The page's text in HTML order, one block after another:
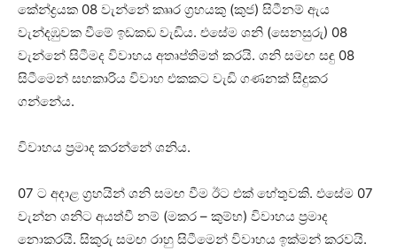
කේන්ද්‍රයක 08 වැන්නේ කෲර ග්‍රහයකු (කුජ) සිටීනම් ඇය
වැන්දඹුවක වීමේ ඉඩකඩ වැඩිය. එසේම ශනි (සෙනසුරු) 08
වැන්නේ සිටීමද විවාහය අතෘප්තිමත් කරයි. ශනි සමඟ සඳු 08
සිටීමෙන් සහකාරිය විවාහ එකකට වැඩි ගණනක්‌ සිදුකර
ගන්නේය.
විවාහය ප්‍රමාද කරන්නේ ශනිය.
07 ට අදාළ ග්‍රහයින් ශනි සමඟ වීම ඊට එක්‌ හේතුවකි. එසේම 07
වැන්න ශනිට අයත්වී නම් (මකර – කුම්භ) විවාහය ප්‍රමාද
නොකරයි. සිකුරු සමඟ රාහු සිටීමෙන් විවාහය ඉක්‌මන් කරවයි.